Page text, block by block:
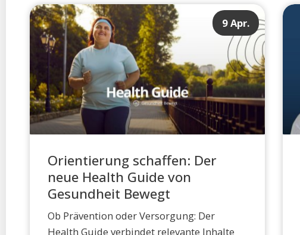
9 Apr.
Orientierung schaffen: Der
neue Health Guide von
Gesundheit Bewegt
Ob Prävention oder Versorgung: Der
Health Guide verbindet relevante Inhalte